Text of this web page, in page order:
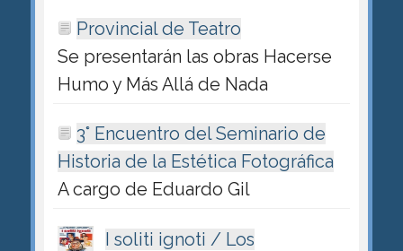
Provincial de Teatro
Se presentarán las obras Hacerse
Humo y Más Allá de Nada
3° Encuentro del Seminario de
Historia de la Estética Fotográfica
A cargo de Eduardo Gil
I soliti ignoti / Los